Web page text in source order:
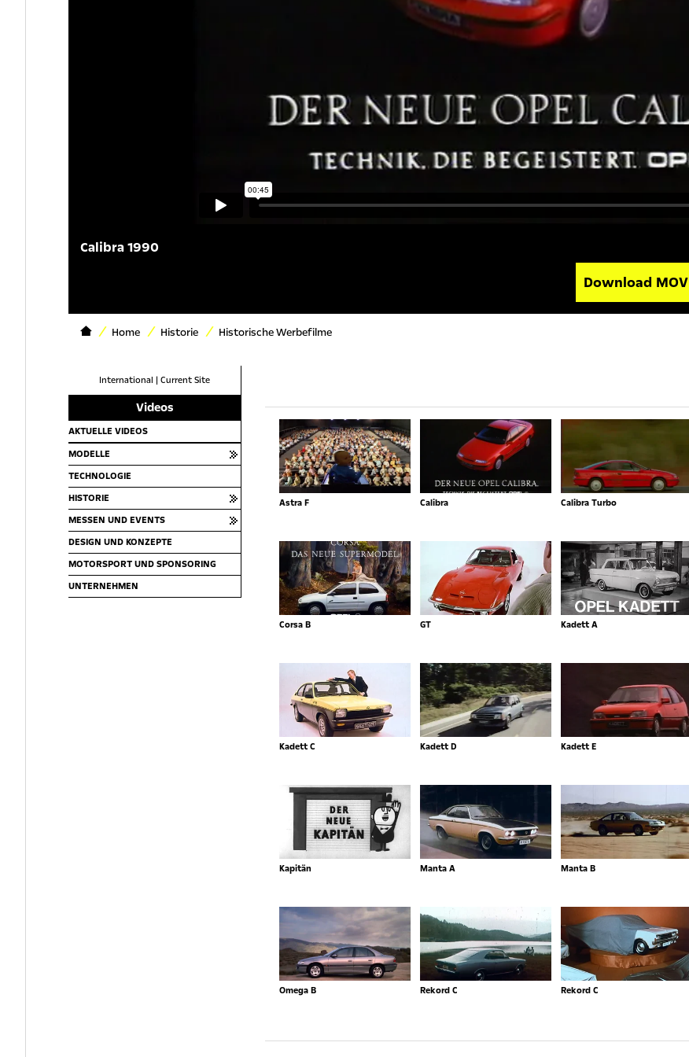
Calibra 1990
Download MOV
Home Historie Historische Werbefilme
International | Current Site
Videos
AKTUELLE VIDEOS
MODELLE
TECHNOLOGIE
HISTORIE
MESSEN UND EVENTS
DESIGN UND KONZEPTE
MOTORSPORT UND SPONSORING
UNTERNEHMEN
Astra F Calibra Calibra Turbo
Corsa B GT Kadett A
Kadett C Kadett D Kadett E
Kapitän Manta A Manta B
Omega B Rekord C Rekord C